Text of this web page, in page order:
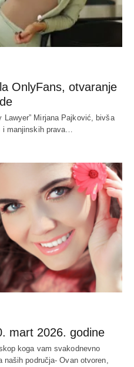
OnlyFans, otvaranje
Lawyer” Mirjana Pajković, bivša
manjinskih prava…
mart 2026. godine
koga vam svakodnevno
naših područja- Ovan otvoren,